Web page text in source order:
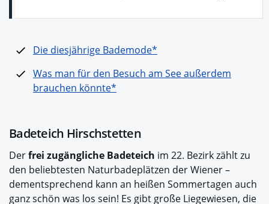
Die diesjährige Bademode*
Was man für den Besuch am See außerdem
brauchen könnte*
Badeteich Hirschstetten
Derfrei zugängliche Badeteich im 22. Bezirk zählt zu
den beliebtesten Naturbadeplätzen der Wiener –
dementsprechend kann an heißen Sommertagen auch
ganz schön was los sein! Es gibt große Liegewiesen, die